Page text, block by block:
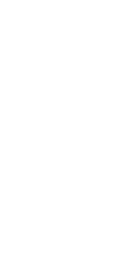
Je nach
Freikilometer (je nach
Vollkaskoversicherung